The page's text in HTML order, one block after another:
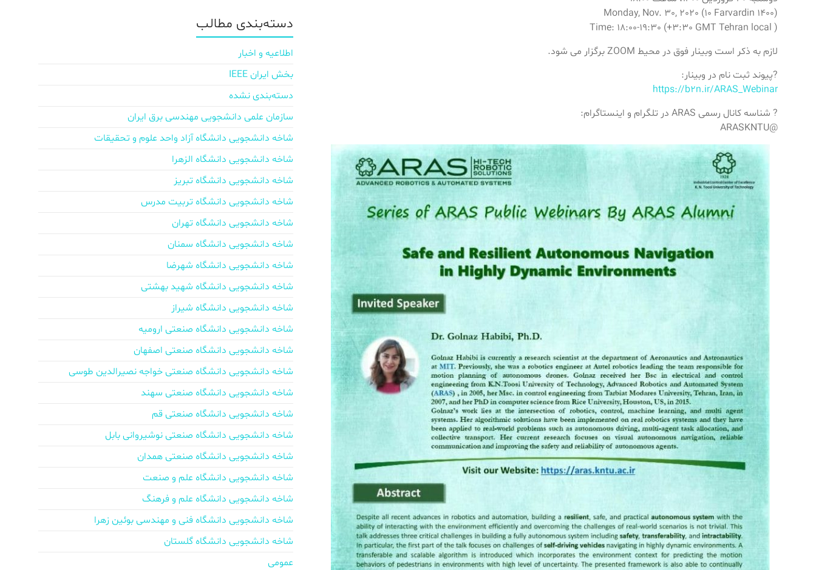
Monday, Nov. 30, 2020 (10 Farvardin 1400)
Time: 18:00-19:30 (+3:30 GMT Tehran local )
لازم به ذکر است وبینار فوق در محیط ZOOM برگزار می شود.
?پیوند ثبت نام در وبینار:
https://b2n.ir/ARAS_Webinar
? شناسه کانال رسمی ARAS در تلگرام و اینستاگرام:
@ARASKNTU
دسته‌بندی مطالب
اطلاعیه و اخبار
بخش ایران IEEE
دسته‌بندی نشده
سازمان علمی دانشجویی مهندسی برق ایران
شاخه دانشجویی دانشگاه آزاد واحد علوم و تحقیقات
شاخه دانشجویی دانشگاه الزهرا
شاخه دانشجویی دانشگاه تبریز
شاخه دانشجویی دانشگاه تربیت مدرس
شاخه دانشجویی دانشگاه تهران
شاخه دانشجویی دانشگاه سمنان
شاخه دانشجویی دانشگاه شهرضا
شاخه دانشجویی دانشگاه شهید بهشتی
شاخه دانشجویی دانشگاه شیراز
شاخه دانشجویی دانشگاه صنعتی ارومیه
شاخه دانشجویی دانشگاه صنعتی اصفهان
شاخه دانشجویی دانشگاه صنعتی خواجه نصیرالدین طوسی
شاخه دانشجویی دانشگاه صنعتی سهند
شاخه دانشجویی دانشگاه صنعتی قم
شاخه دانشجویی دانشگاه صنعتی نوشیروانی بابل
شاخه دانشجویی دانشگاه صنعتی همدان
شاخه دانشجویی دانشگاه علم و صنعت
شاخه دانشجویی دانشگاه علم و فرهنگ
شاخه دانشجویی دانشگاه فنی و مهندسی بوئین زهرا
شاخه دانشجویی دانشگاه گلستان
عمومی